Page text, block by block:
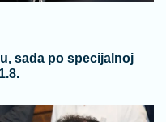
sada po specijalnoj